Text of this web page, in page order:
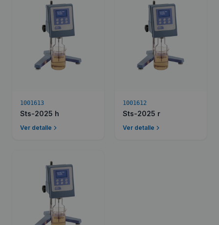
1001613
Sts-2025 h
Ver detalle
1001612
Sts-2025 r
Ver detalle